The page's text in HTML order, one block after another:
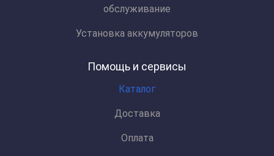
обслуживание
Установка аккумуляторов
Помощь и сервисы
Каталог
Доставка
Оплата